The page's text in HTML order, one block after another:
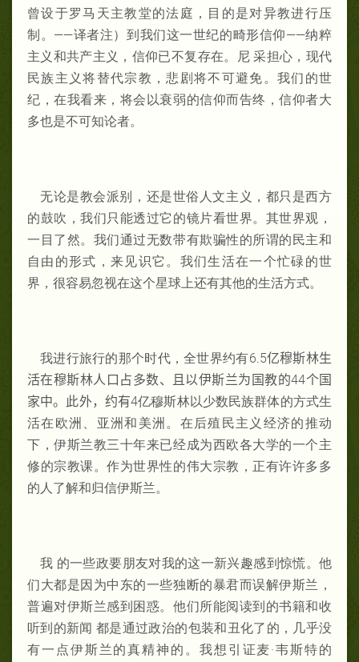
曾设于罗马天主教堂的法庭，目的是对异教进行压
制。——译者注）到我们这一世纪的畸形信仰——纳粹
主义和共产主义，信仰已不复存在。尼 采担心，现代
民族主义将替代宗教，悲剧将不可避免。我们的世
纪，在我看来，将会以衰弱的信仰而告终，信仰者大
多也是不可知论者。
无论是教会派别，还是世俗人文主义，都只是西方
的鼓吹，我们只能透过它的镜片看世界。其世界观，
一目了然。我们通过无数带有欺骗性的所谓的民主和
自由的形式，来见识它。我们生活在一个忙碌的世
界，很容易忽视在这个星球上还有其他的生活方式。
我进行旅行的那个时代，全世界约有6.5亿穆斯林生
活在穆斯林人口占多数、且以伊斯兰为国教的44个国
家中。此外，约有4亿穆斯林以少数民族群体的方式生
活在欧洲、亚洲和美洲。在后殖民主义经济的推动
下，伊斯兰教三十年来已经成为西欧各大学的一个主
修的宗教课。作为世界性的伟大宗教，正有许许多多
的人了解和归信伊斯兰。
我 的一些政要朋友对我的这一新兴趣感到惊慌。他
们大都是因为中东的一些独断的暴君而误解伊斯兰，
普遍对伊斯兰感到困惑。他们所能阅读到的书籍和收
听到的新闻 都是通过政治的包装和丑化了的，几乎没
有一点伊斯兰的真精神的。我想引证麦·韦斯特的